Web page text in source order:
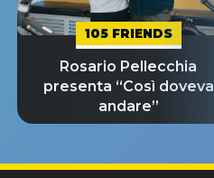
105 FRIENDS
Rosario Pellecchia
presenta “Così doveva
andare”